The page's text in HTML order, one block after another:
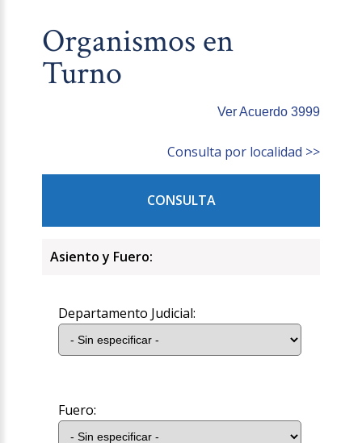
Organismos en
Turno
Ver Acuerdo 3999
Consulta por localidad >>
CONSULTA
Asiento y Fuero:
Departamento Judicial:
Fuero: